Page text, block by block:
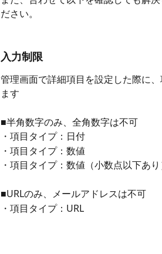
ださい。
入力制限
管理画面で詳細項目を設定した際に
ます
■半角数字のみ、全角数字は不可
・項目タイプ：日付
・項目タイプ：数値
・項目タイプ：数値（小数点以下あり
■URLのみ、メールアドレスは不可
・項目タイプ：URL